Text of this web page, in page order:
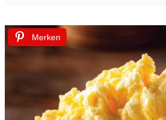
Merken